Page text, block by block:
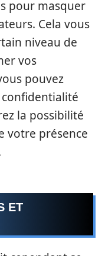
pour masquer
Cela vous
niveau de
vos
pouvez
la possibilité
votre présence
ET